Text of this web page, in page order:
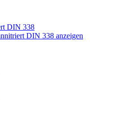
DIN 338
DIN 338 anzeigen